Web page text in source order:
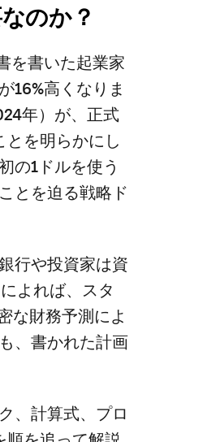
のか？
を書いた起業家
16%高くなりま
年）が、正式
を明らかにし
の1ドルを使う
とを迫る戦略ド
行や投資家は資
よれば、スタ
な財務予測によ
、書かれた計画
、計算式、プロ